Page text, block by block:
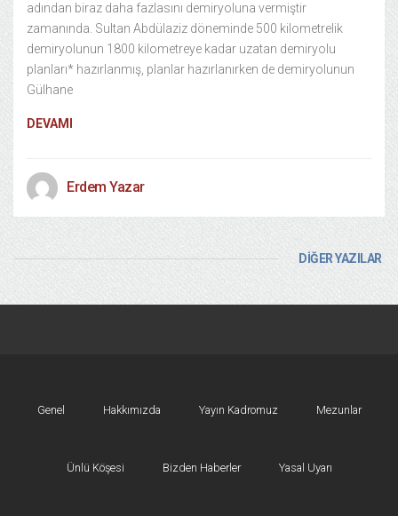
adından biraz daha fazlasını demiryoluna vermiştir
zamanında. Sultan Abdülaziz döneminde 500 kilometrelik
demiryolunun 1800 kilometreye kadar uzatan demiryolu
planları* hazırlanmış, planlar hazırlanırken de demiryolunun
Gülhane
DEVAMI
Erdem Yazar
DİĞER YAZILAR
Genel Hakkımızda Yayın Kadromuz Mezunlar
Ünlü Köşesi Bizden Haberler Yasal Uyarı